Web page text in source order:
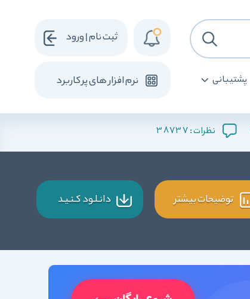
پشتیبانی نرم افزار های پرکاربرد
ثبت نام | ورود
نظرات :38737
توضیحات بیشتر دانـلـود کـنـیـد